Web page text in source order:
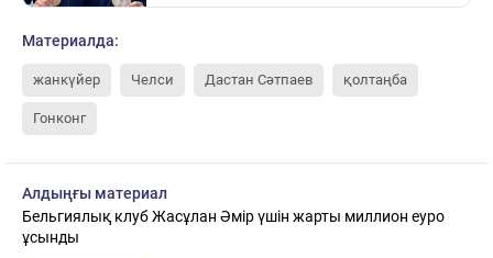
Материалда:
жанкүйер Челси Дастан Сәтпаев қолтаңба
Гонконг
Алдыңғы материал
Бельгиялық клуб Жасұлан Әмір үшін жарты миллион еуро
ұсынды